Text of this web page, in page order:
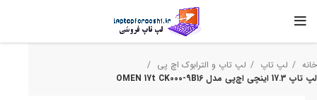
خانه لپ تاپ
لپ تاپ و الترابوک اچ‌ پی
لپ تاپ 17.3 اینچی اچ‌پی مدل OMEN 17t CK000-9B16